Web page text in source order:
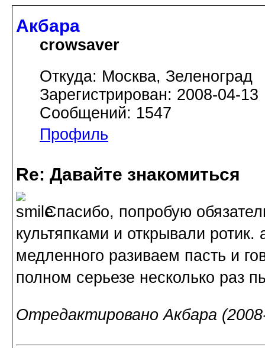
Акбара
crowsaver
Откуда: Москва, Зеленоград
Зарегистрирован: 2008-04-13
Сообщений: 1547
Профиль
Re: Давайте знакомиться
Спасибо, попробую
культяпками и открывали
медленного разиваем пасть и
полном серьезе несколько раз
Отредактировано Акбара